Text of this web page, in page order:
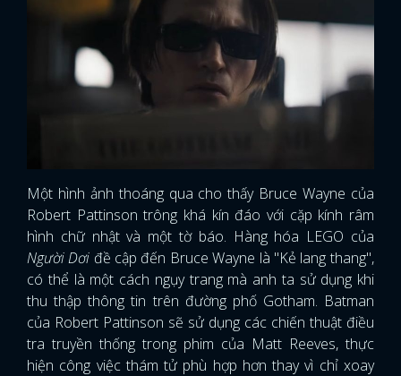
Một hình ảnh thoáng qua cho thấy Bruce Wayne của
Robert Pattinson trông khá kín đáo với cặp kính râm
hình chữ nhật và một tờ báo. Hàng hóa LEGO của
Người Dơi đề cập đến Bruce Wayne là "Kẻ lang thang",
có thể là một cách ngụy trang mà anh ta sử dụng khi
thu thập thông tin trên đường phố Gotham. Batman
của Robert Pattinson sẽ sử dụng các chiến thuật điều
tra truyền thống trong phim của Matt Reeves, thực
hiện công việc thám tử phù hợp hơn thay vì chỉ xoay